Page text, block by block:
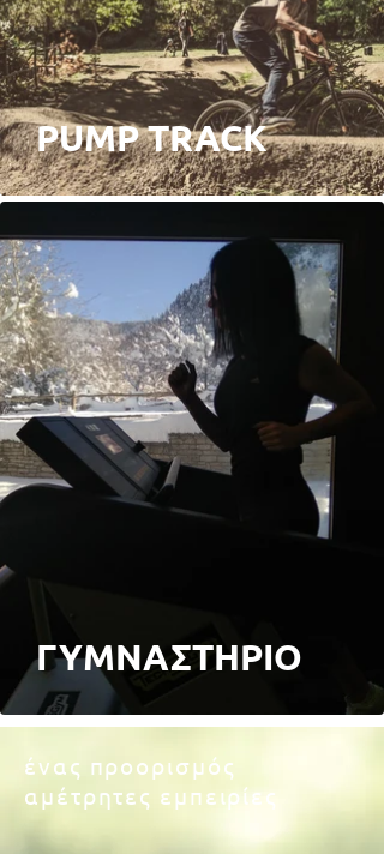
PUMP TRACK
ΓΥΜΝΑΣΤΗΡΙΟ
ένας προορισμός
αμέτρητες εμπειρίες